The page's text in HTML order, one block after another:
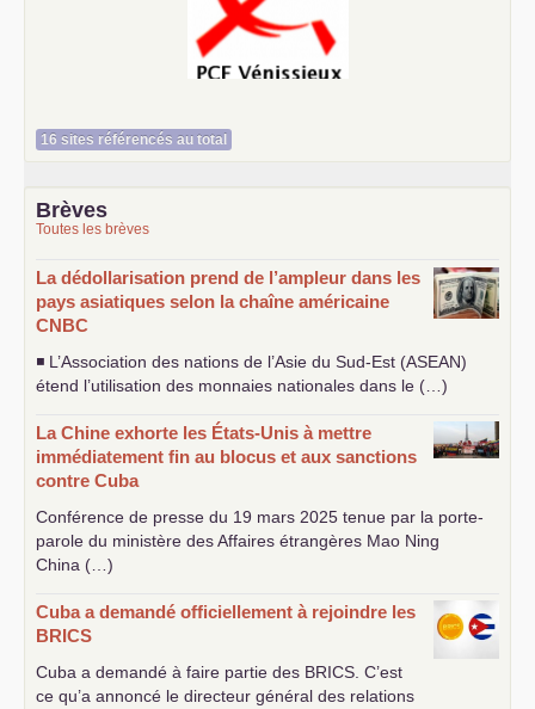
Le Vénissian
16 sites référencés au total
Brèves
Toutes les brèves
La dédollarisation prend de l’ampleur dans les
pays asiatiques selon la chaîne américaine
CNBC
◾ L’Association des nations de l’Asie du Sud-Est (ASEAN)
étend l’utilisation des monnaies nationales dans le (…)
La Chine exhorte les États-Unis à mettre
immédiatement fin au blocus et aux sanctions
contre Cuba
Conférence de presse du 19 mars 2025 tenue par la porte-
parole du ministère des Affaires étrangères Mao Ning
China (…)
Cuba a demandé officiellement à rejoindre les
BRICS
Cuba a demandé à faire partie des BRICS . C’est
ce qu’a annoncé le directeur général des relations